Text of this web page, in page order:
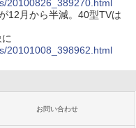
20100826_389270.html
12月から半減。40型TVは
20101008_398962.html
お問い合わせ